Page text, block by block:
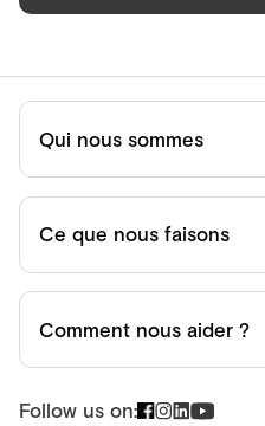
Qui nous sommes
Ce que nous faisons
Comment nous aider ?
Follow us on: